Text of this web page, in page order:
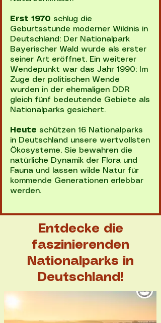
Erst 1970 schlug die
Geburtsstunde moderner Wildnis in
Deutschland: Der Nationalpark
Bayerischer Wald wurde als erster
seiner Art eröffnet. Ein weiterer
Wendepunkt war das Jahr 1990: Im
Zuge der politischen Wende
wurden in der ehemaligen DDR
gleich fünf bedeutende Gebiete als
Nationalparks gesichert.
Heute schützen 16 Nationalparks
in Deutschland unsere wertvollsten
Ökosysteme. Sie bewahren die
natürliche Dynamik der Flora und
Fauna und lassen wilde Natur für
kommende Generationen erlebbar
werden.
Entdecke die
faszinierenden
Nationalparks in
Deutschland!